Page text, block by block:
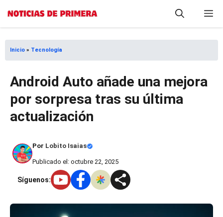
Saltar
contenido
Inicio » Tecnología
Android Auto añade una mejora
por sorpresa tras su última
actualización
Por Lobito Isaias
Publicado el: octubre 22, 2025
Síguenos: